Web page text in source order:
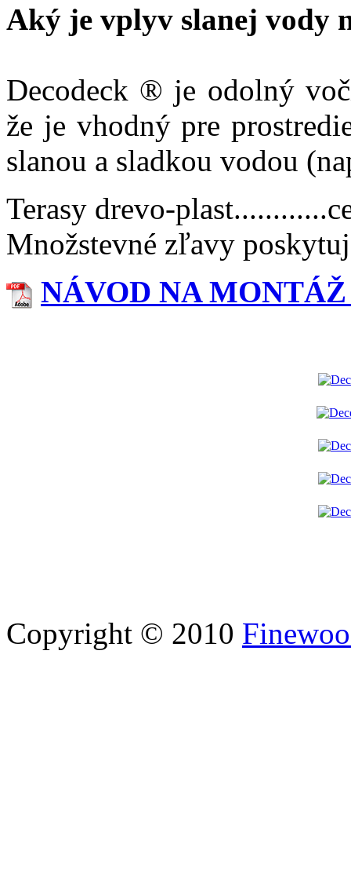
Aký je vplyv slanej vody
Decodeck ® je odolný
že je vhodný pre
slanou a sladkou vodou
Terasy drevo-
Množstevné zľavy
NÁVOD NA MONTÁŽ
Copyright © 2010